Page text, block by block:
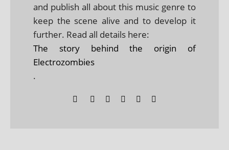
and publish all about this music genre to
keep the scene alive and to develop it
further. Read all details here:
The story behind the origin of
Electrozombies
.